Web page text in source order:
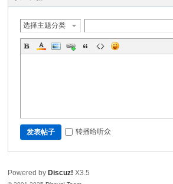
选择主题分类
发表帖子 转播给听众
Powered by Discuz! X3.5